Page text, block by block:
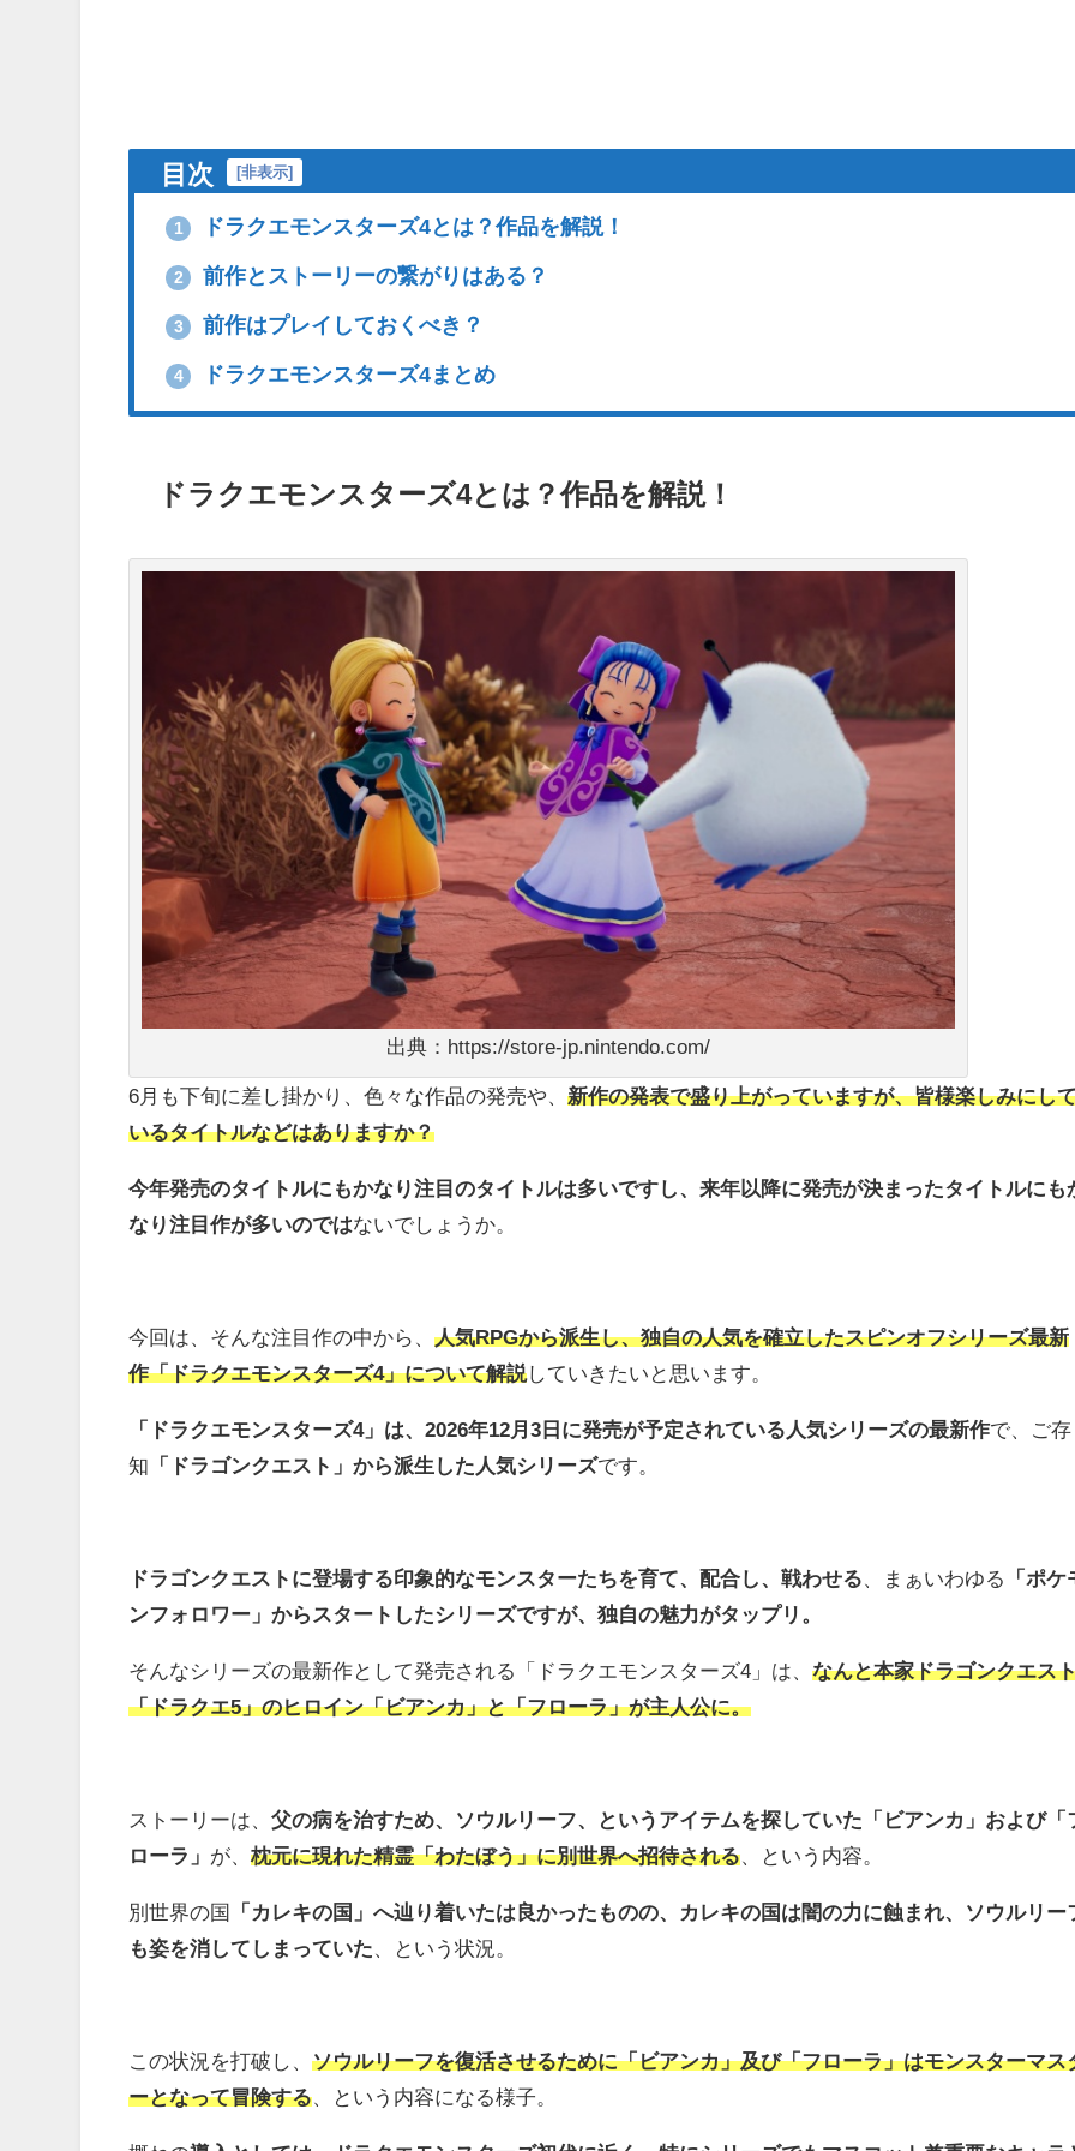
目次 [非表示]
1 ドラクエモンスターズ4とは？作品を解説！
2 前作とストーリーの繋がりはある？
3 前作はプレイしておくべき？
4 ドラクエモンスターズ4まとめ
ドラクエモンスターズ4とは？作品を解説！
出典：https://store-jp.nintendo.com/
6月も下旬に差し掛かり、色々な作品の発売や、新作の発表で盛り上がっていますが、皆様楽しみにし
いるタイトルなどはありますか？
今年発売のタイトルにもかなり注目のタイトルは多いですし、来年以降に発売が決まったタイトルにも
なり注目作が多いのではないでしょうか。
今回は、そんな注目作の中から、人気RPGから派生し、独自の人気を確立したスピンオフシリーズ最新
作「ドラクエモンスターズ4」について解説していきたいと思います。
「ドラクエモンスターズ4」は、2026年12月3日に発売が予定されている人気シリーズの最新作で、ご存
知 「ドラゴンクエスト」から派生した人気シリーズです。
ドラゴンクエストに登場する印象的なモンスターたちを育て、配合し、戦わせる、まぁいわゆる
「ポケ
ンフォロワー」からスタートしたシリーズですが、独自の魅力がタップリ。
そんなシリーズの最新作として発売される「ドラクエモンスターズ4」は、なんと本家ドラゴンクエス
「ドラクエ5」のヒロイン「ビアンカ」と「フローラ」が主人公に。
ストーリーは、父の病を治すため、ソウルリーフ、というアイテムを探していた「ビアンカ」および「
ローラ」 が、枕元に現れた精霊「わたぼう」に別世界へ招待される、という内容。
別世界の国
「カレキの国」へ辿り着いたは良かったものの、カレキの国は闇の力に蝕まれ、ソウルリー
も姿を消してしまっていた、という状況。
この状況を打破し、ソウルリーフを復活させるために「ビアンカ」及び「フローラ」はモンスターマス
ーとなって冒険する、という内容になる様子。